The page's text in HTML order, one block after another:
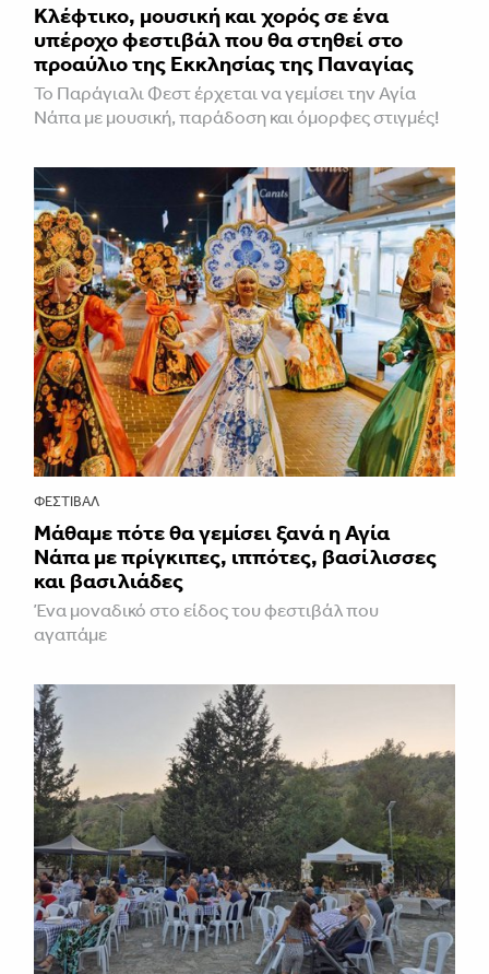
Κλέφτικο, μουσική και χορός σε ένα
υπέροχο φεστιβάλ που θα στηθεί στο
προαύλιο της Εκκλησίας της Παναγίας
Το Παράγιαλι Φεστ έρχεται να γεμίσει την Αγία
Νάπα με μουσική, παράδοση και όμορφες στιγμές!
ΦΕΣΤΙΒΑΛ
Μάθαμε πότε θα γεμίσει ξανά η Αγία
Νάπα με πρίγκιπες, ιππότες, βασίλισσες
και βασιλιάδες
Ένα μοναδικό στο είδος του φεστιβάλ που
αγαπάμε